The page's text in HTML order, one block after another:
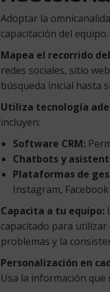
Adoptar la
capacitación del
Mapea el recorrido
redes sociales, sitio
búsqueda inicial hasta
Utiliza tecnología
incluyen:
Software CRM:
Chatbots y
Plataformas de
Instagram,
Capacita a tu equipo:
capacitado para
problemas y la
Personalización en
Usa la información